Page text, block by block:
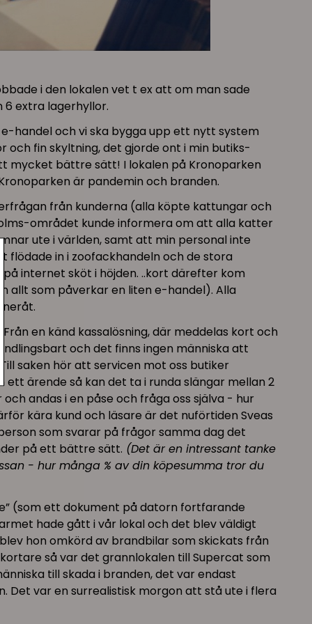
i den lokalen vet t ex att om man sade
extra lagerhyllor.
e-handel och vi ska bygga upp ett nytt system
fin skyltning, det gjorde ont i min butiks-
mycket bättre sätt! I lokalen på Kronoparken
är pandemin och branden.
från kunderna (alla köpte kattungar och
området kunde informera om att alla katter
ute i världen, samt att min personal inte
flödade in i zoofackhandeln och de stora
internet sköt i höjden. ..kort därefter kom
allt som påverkar en liten e-handel). Alla
en känd kassalösning, där meddelas kort och
och det finns ingen människa att
saken hör att servicen mot oss butiker
ärende så kan det ta i runda slängar mellan 2
andas i en påse och fråga oss själva - hur
kära kund och läsare är det nuförtiden Sveas
som svarar på frågor samma dag det
på ett bättre sätt. (Det är en intressant tanke
- hur många % av din köpesumma tror du
(som ett dokument på datorn fortfarande
hade gått i vår lokal och det blev väldigt
hon omkörd av brandbilar som skickats från
så var det grannlokalen till Supercat som
till skada i branden, det var endast
Det var en surrealistisk morgon att stå ute i flera